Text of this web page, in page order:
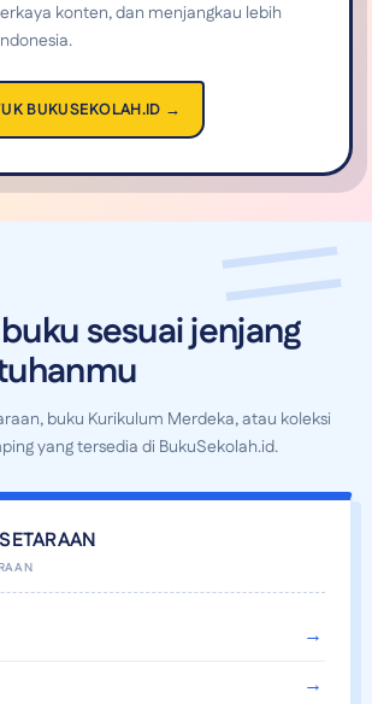
konten, dan menjangkau lebih
BUKUSEKOLAH.ID →
sesuai jenjang
buku Kurikulum Merdeka, atau koleksi
yang tersedia di BukuSekolah.id.